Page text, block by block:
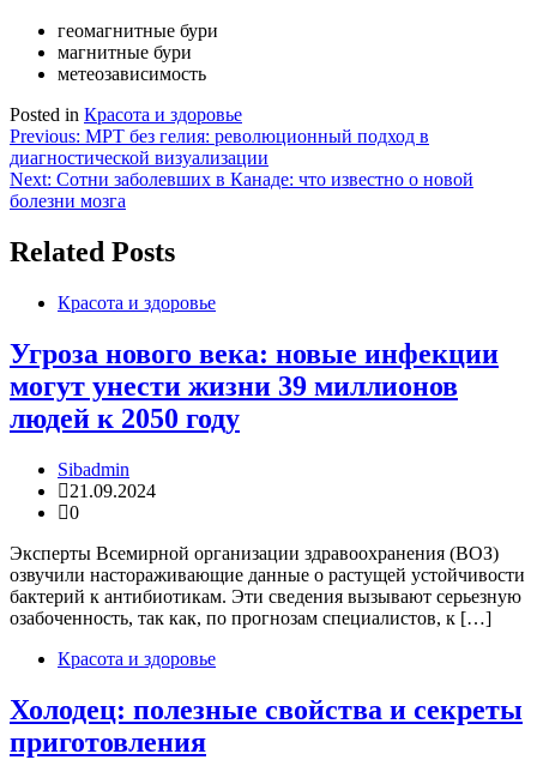
геомагнитные бури
магнитные бури
метеозависимость
Posted in Красота и здоровье
Навигация
по
записям
Previous: МРТ без гелия: революционный подход в
диагностической визуализации
Next: Сотни заболевших в Канаде: что известно о новой
болезни мозга
Related Posts
Красота и здоровье
Угроза нового века: новые инфекции
могут унести жизни 39 миллионов
людей к 2050 году
Sibadmin
21.09.2024
0
Эксперты Всемирной организации здравоохранения (ВОЗ)
озвучили настораживающие данные о растущей устойчивости
бактерий к антибиотикам. Эти сведения вызывают серьезную
озабоченность, так как, по прогнозам специалистов, к […]
Красота и здоровье
Холодец: полезные свойства и секреты
приготовления